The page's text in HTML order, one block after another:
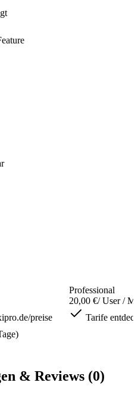
preise
Professional
20,00 €/ User /
Tarife
& Reviews (0)